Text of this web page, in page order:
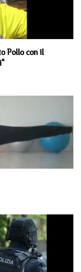
Pollo con il